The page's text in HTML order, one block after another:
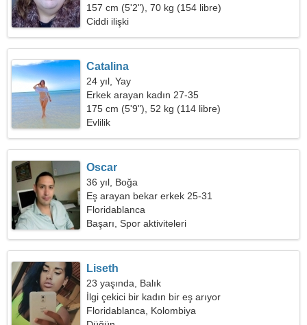
157 cm (5'2"), 70 kg (154 libre)
Ciddi ilişki
Catalina
24 yıl, Yay
Erkek arayan kadın 27-35
175 cm (5'9"), 52 kg (114 libre)
Evlilik
Oscar
36 yıl, Boğa
Eş arayan bekar erkek 25-31
Floridablanca
Başarı, Spor aktiviteleri
Liseth
23 yaşında, Balık
İlgi çekici bir kadın bir eş arıyor
Floridablanca, Kolombiya